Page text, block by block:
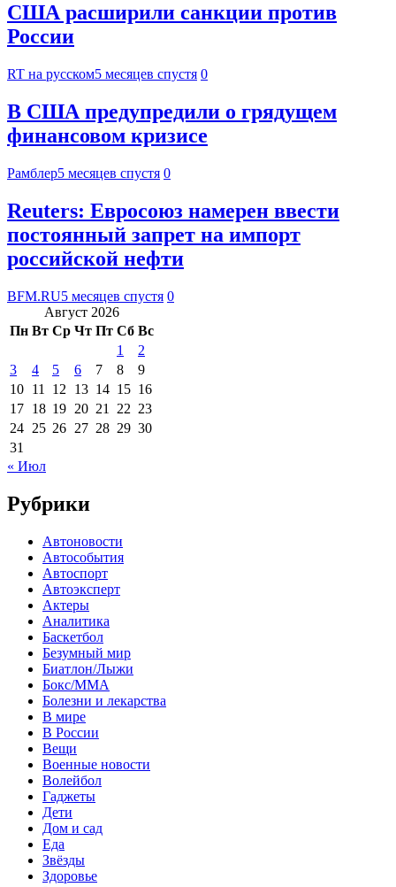
США расширили санкции против
России
RT на русском5 месяцев спустя 0
В США предупредили о грядущем
финансовом кризисе
Рамблер5 месяцев спустя 0
Reuters: Евросоюз намерен ввести
постоянный запрет на импорт
российской нефти
BFM.RU5 месяцев спустя 0
Август 2026
Пн Вт Ср Чт Пт Сб Вс
1
2
3
4 5 6 7 8
9
10 11 12 13 14 15 16
17 18 19 20 21 22 23
24 25 26 27 28 29 30
31
« Июл
Рубрики
Автоновости
Автособытия
Автоспорт
Автоэксперт
Актеры
Аналитика
Баскетбол
Безумный мир
Биатлон/Лыжи
Бокс/MMA
Болезни и лекарства
В мире
В России
Вещи
Военные новости
Волейбол
Гаджеты
Дети
Дом и сад
Еда
Звёзды
Здоровье